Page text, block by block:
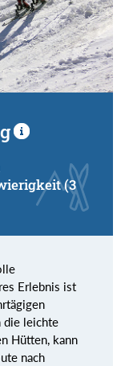
(3
Erlebnis ist
die leichte
Hütten, kann
nach